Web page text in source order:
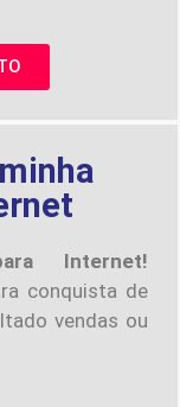
Internet!
conquista de
vendas ou